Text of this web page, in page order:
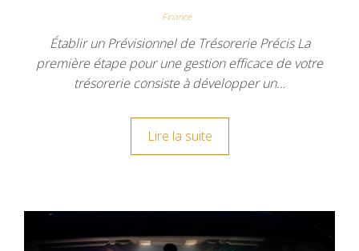
Finance
Établir un Prévisionnel de Trésorerie Précis La
première étape pour une gestion efficace de votre
trésorerie consiste à développer un…
Lire la suite